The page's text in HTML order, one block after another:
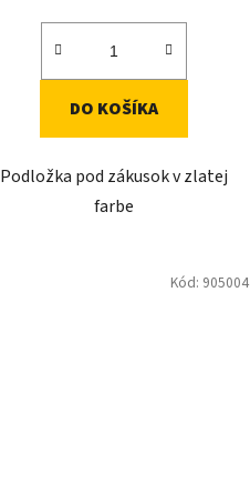
DO KOŠÍKA
Podložka pod zákusok v zlatej
farbe
Kód: 905004